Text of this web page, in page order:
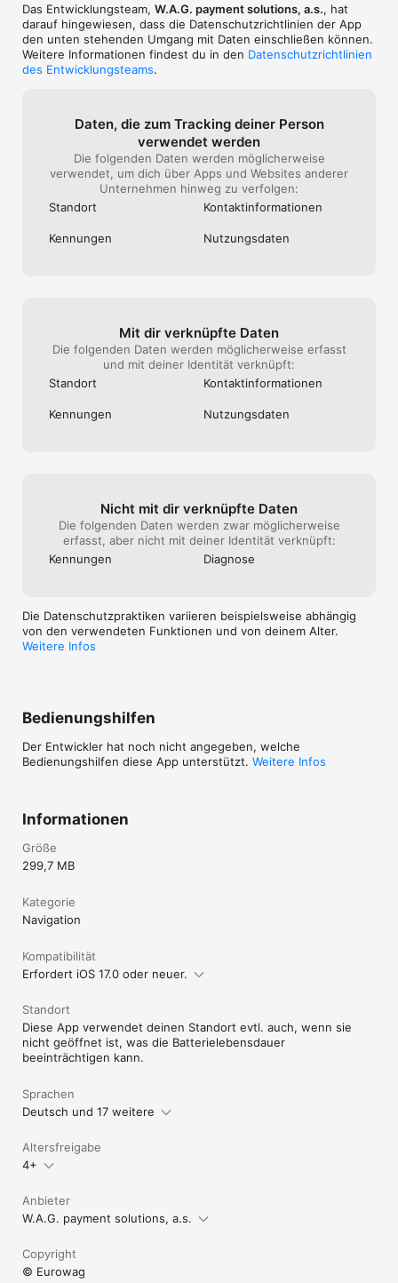
Das Entwicklungsteam, W.A.G. payment solutions, a.s., hat
darauf hingewiesen, dass die Datenschutz­richtlinien der App
den unten stehenden Umgang mit Daten einschließen können.
Weitere Informationen findest du in den Datenschutzrichtlinien
des Entwicklungsteams.
Daten, die zum Tracking deiner Person
verwendet werden
Die folgenden Daten werden möglicherweise
verwendet, um dich über Apps und Websites anderer
Unternehmen hinweg zu verfolgen:
Standort
Kontakt­informa­tionen
Kennungen Nutzungs­daten
Mit dir verknüpfte Daten
Die folgenden Daten werden möglicherweise erfasst
und mit deiner Identität verknüpft:
Standort
Kontakt­informa­tionen
Kennungen Nutzungs­daten
Nicht mit dir verknüpfte Daten
Die folgenden Daten werden zwar möglicherweise
erfasst, aber nicht mit deiner Identität verknüpft:
Kennungen
Diagnose
Die Datenschutzpraktiken variieren beispielsweise abhängig
von den verwendeten Funktionen und von deinem Alter.
Weitere Infos
Bedienungshilfen
Der Entwickler hat noch nicht angegeben, welche
Bedienungshilfen diese App unterstützt. Weitere Infos
Informationen
Größe
299,7 MB
Kategorie
Navigation
Kompatibilität
Erfordert iOS 17.0 oder neuer.
Standort
Diese App verwendet deinen Standort evtl. auch, wenn sie
nicht geöffnet ist, was die Batterielebensdauer
beeinträchtigen kann.
Sprachen
Deutsch und 17 weitere
Altersfreigabe
4+
Anbieter
W.A.G. payment solutions, a.s.
Copyright
© Eurowag